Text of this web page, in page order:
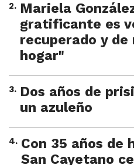
2. Mariela
gratificante es
recuperado y de
hogar"
3. Dos años de
un azuleño
4. Con 35 años de
San Cayetano